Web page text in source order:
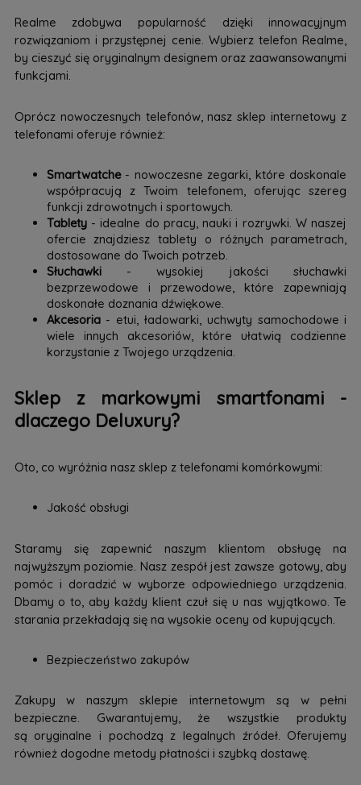
Realme zdobywa popularność dzięki innowacyjnym
rozwiązaniom i przystępnej cenie. Wybierz telefon Realme,
by cieszyć się oryginalnym designem oraz zaawansowanymi
funkcjami.
Oprócz nowoczesnych telefonów, nasz sklep internetowy z
telefonami oferuje również:
Smartwatche- nowoczesne zegarki, które doskonale
współpracują z Twoim telefonem, oferując szereg
funkcji zdrowotnych i sportowych.
Tablety- idealne do pracy, nauki i rozrywki. W naszej
ofercie znajdziesz tablety o różnych parametrach,
dostosowane do Twoich potrzeb.
Słuchawki- wysokiej jakości słuchawki
bezprzewodowe i przewodowe, które zapewniają
doskonałe doznania dźwiękowe.
Akcesoria- etui, ładowarki, uchwyty samochodowe i
wiele innych akcesoriów, które ułatwią codzienne
korzystanie z Twojego urządzenia.
Sklep z markowymi smartfonami -
dlaczego Deluxury?
Oto, co wyróżnia nasz sklep z telefonami komórkowymi:
Jakość obsługi
Staramy się zapewnić naszym klientom obsługę na
najwyższym poziomie. Nasz zespół jest zawsze gotowy, aby
pomóc i doradzić w wyborze odpowiedniego urządzenia.
Dbamy o to, aby każdy klient czuł się u nas wyjątkowo. Te
starania przekładają się na wysokie oceny od kupujących.
Bezpieczeństwo zakupów
Zakupy w naszym sklepie internetowym są w pełni
bezpieczne. Gwarantujemy, że wszystkie produkty
są oryginalne i pochodzą z legalnych źródeł. Oferujemy
również dogodne metody płatności i szybką dostawę.